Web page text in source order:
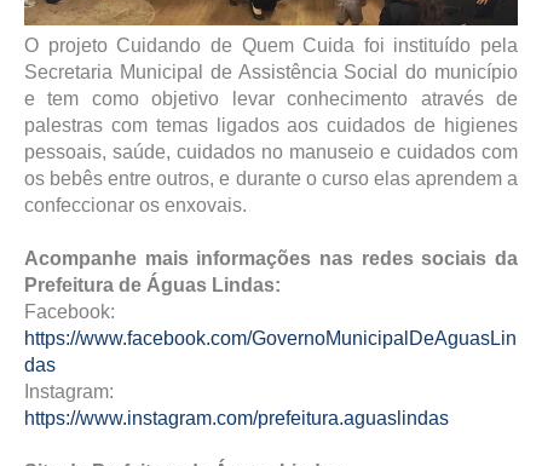
O projeto Cuidando de Quem Cuida foi instituído pela
Secretaria Municipal de Assistência Social do município
e tem como objetivo levar conhecimento através de
palestras com temas ligados aos cuidados de higienes
pessoais, saúde, cuidados no manuseio e cuidados com
os bebês entre outros, e durante o curso elas aprendem a
confeccionar os enxovais.
Acompanhe mais informações nas redes sociais da
Prefeitura de Águas Lindas:
Facebook:
https://www.facebook.com/GovernoMunicipalDeAguasLin
das
Instagram:
https://www.instagram.com/prefeitura.aguaslindas